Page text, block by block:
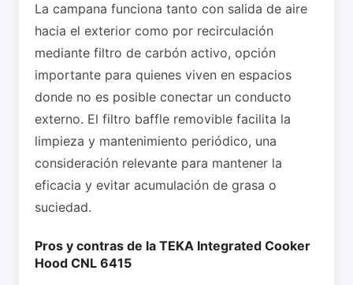
La campana funciona tanto con salida de aire
hacia el exterior como por recirculación
mediante filtro de carbón activo, opción
importante para quienes viven en espacios
donde no es posible conectar un conducto
externo. El filtro baffle removible facilita la
limpieza y mantenimiento periódico, una
consideración relevante para mantener la
eficacia y evitar acumulación de grasa o
suciedad.
Pros y contras de la TEKA Integrated Cooker
Hood CNL 6415